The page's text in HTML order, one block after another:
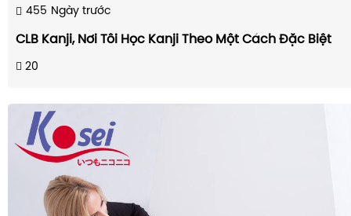
455 Ngày trước
CLB Kanji, Nơi Tôi Học Kanji Theo Một Cách Đặc Biệt
20